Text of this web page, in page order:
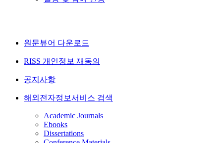
원문뷰어 다운로드
RISS 개인정보 재동의
공지사항
해외전자정보서비스 검색
Academic Journals
Ebooks
Dissertations